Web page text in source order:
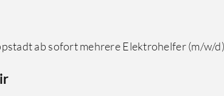
ab sofort mehrere Elektrohelfer (m/w/